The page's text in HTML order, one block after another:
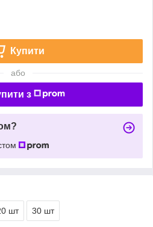
Купити
або
з
шт 30 шт